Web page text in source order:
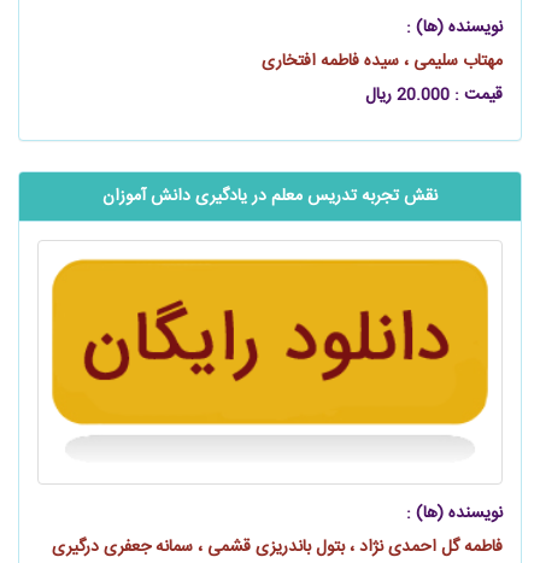
نویسنده (ها) :
مهتاب سلیمی ، سیده فاطمه افتخاری
قیمت : 20.000 ریال
نقش تجربه تدریس معلم در یادگیری دانش آموزان
نویسنده (ها) :
فاطمه گل احمدی نژاد ، بتول باندریزی قشمی ، سمانه جعفری درگیری